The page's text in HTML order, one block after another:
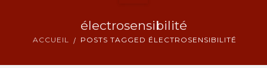
électrosensibilité
ACCUEIL POSTS TAGGED ÉLECTROSENSIBILITÉ